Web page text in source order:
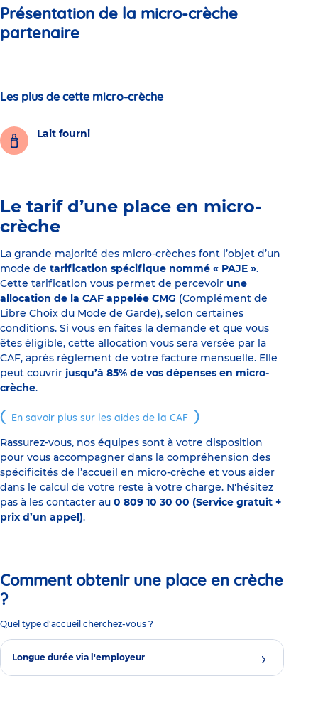
Présentation de la micro-crèche
partenaire
Les plus de cette micro-crèche
Lait fourni
Le tarif d’une place en micro-
crèche
La grande majorité des micro-crèches font l’objet d’un
mode de tarification spécifique nommé « PAJE ».
Cette tarification vous permet de percevoir une
allocation de la CAF appelée CMG (Complément de
Libre Choix du Mode de Garde), selon certaines
conditions. Si vous en faites la demande et que vous
êtes éligible, cette allocation vous sera versée par la
CAF, après règlement de votre facture mensuelle. Elle
peut couvrir jusqu’à 85% de vos dépenses en micro-
crèche.
En savoir plus sur les aides de la CAF
Rassurez-vous, nos équipes sont à votre disposition
pour vous accompagner dans la compréhension des
spécificités de l’accueil en micro-crèche et vous aider
dans le calcul de votre reste à votre charge. N'hésitez
pas à les contacter au 0 809 10 30 00 (Service gratuit +
prix d’un appel).
Comment obtenir une place en crèche
?
Quel type d'accueil cherchez-vous ?
Longue durée via l'employeur